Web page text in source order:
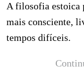
A filosofia estoica
mais consciente,
tempos difíceis.